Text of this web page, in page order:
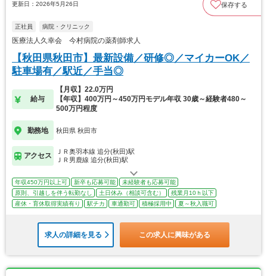
更新日：2026年5月26日 保存する
正社員 病院・クリニック
医療法人久幸会 今村病院の薬剤師求人
【秋田県秋田市】最新設備／研修◎／マイカーOK／
駐車場有／駅近／手当◎
給与
【月収】22.0万円
【年収】400万円～450万円モデル年収 30歳～経験者480～
500万円程度
勤務地 秋田県 秋田市
アクセス
ＪＲ奥羽本線 追分(秋田)駅
ＪＲ男鹿線 追分(秋田)駅
年収450万円以上可 新卒も応募可能
未経験者も応募可能
原則、引越しを伴う転勤なし
土日休み（相談可含む）
残業月10ｈ以下
産休・育休取得実績有り
駅チカ 車通勤可 積極採用中 夏～秋入職可
求人の詳細を見る この求人に興味がある